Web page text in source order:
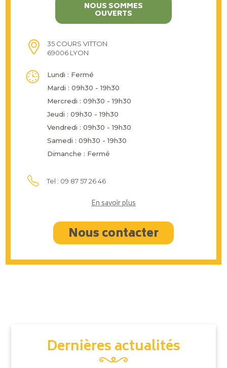
NOUS SOMMES
OUVERTS
35 COURS VITTON
69006 LYON
Lundi : Fermé
Mardi : 09h30 - 19h30
Mercredi : 09h30 - 19h30
Jeudi : 09h30 - 19h30
Vendredi : 09h30 - 19h30
Samedi : 09h30 - 19h30
Dimanche : Fermé
Tel : 09 87 57 26 46
En savoir plus
Nous contacter
Dernières actualités